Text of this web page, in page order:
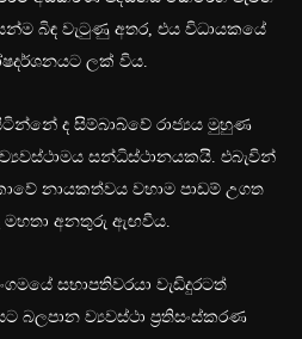
බිඳ වැටුණු අතර, එය විධායකයේ
ලක් විය.
ද සිම්බාබ්වේ රාජ්‍යය මුහුණ
සන්ධිස්ථානයකයි. එබැවින්
නායකත්වය වහාම පාඩම් උගත
අනතුරු ඇඟවීය.
සභාපතිවරයා වැඩිදුරටත්
ව්‍යවස්ථා ප්‍රතිසංස්කරණ